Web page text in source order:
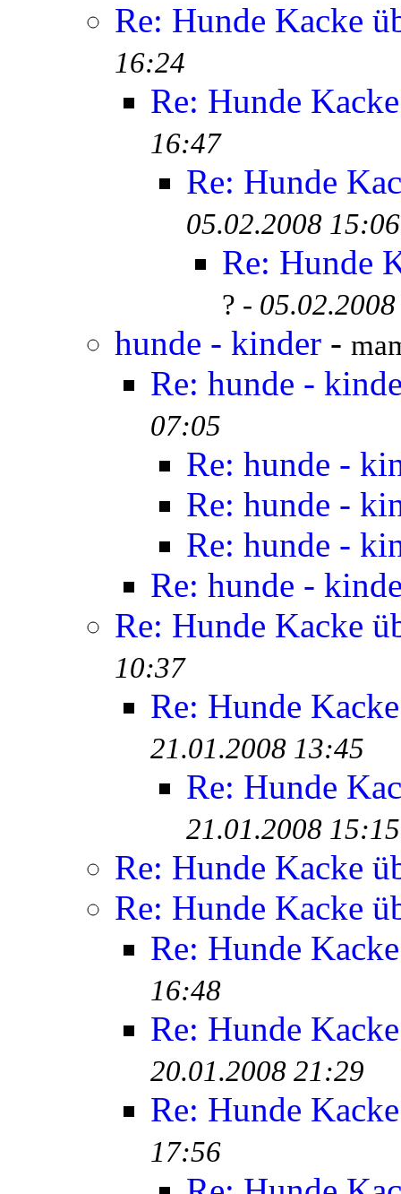
Re: Hunde Kacke
16:24
Re: Hunde
16:47
Re: Hunde
05.02.2008 15:06
Re: Hunde
? -
hunde - kinder -
Re: hunde -
07:05
Re: hunde -
Re: hunde -
Re: hunde -
Re: hunde -
Re: Hunde Kacke
10:37
Re: Hunde
21.01.2008 13:45
Re: Hunde
21.01.2008 15:15
Re: Hunde Kacke
Re: Hunde Kacke
Re: Hunde
16:48
Re: Hunde
20.01.2008 21:29
Re: Hunde
17:56